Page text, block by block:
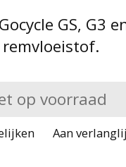
GS, G3
op voorraad
Aan